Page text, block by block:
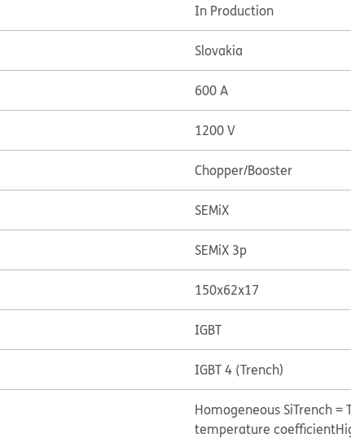
In Production
Slovakia
600 A
1200 V
Chopper/Booster
SEMiX
SEMiX 3p
150x62x17
IGBT
IGBT 4 (Trench)
Homogeneous SiTrench =
temperature coefficient